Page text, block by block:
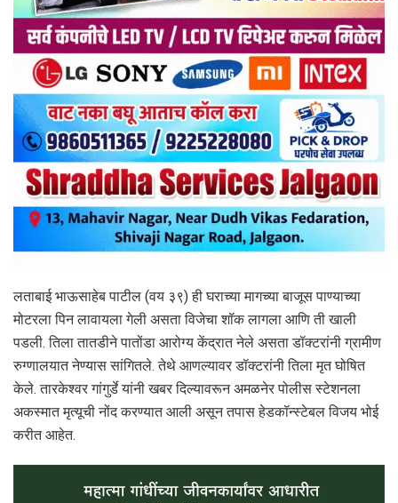
लताबाई भाऊसाहेब पाटील (वय ३९) ही घराच्या मागच्या बाजूस पाण्याच्या
मोटरला पिन लावायला गेली असता विजेचा शॉक लागला आणि ती खाली
पडली. तिला तातडीने पातोंडा आरोग्य केंद्रात नेले असता डॉक्टरांनी ग्रामीण
रुग्णालयात नेण्यास सांगितले. तेथे आणल्यावर डॉक्टरांनी तिला मृत घोषित
केले. तारकेश्वर गांगुर्डे यांनी खबर दिल्यावरून अमळनेर पोलीस स्टेशनला
अकस्मात मृत्यूची नोंद करण्यात आली असून तपास हेडकॉन्स्टेबल विजय भोई
करीत आहेत.